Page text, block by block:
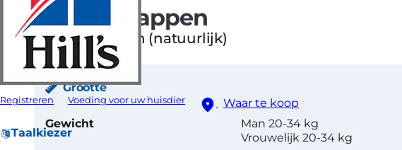
Registreren Voeding voor uw huisdier Waar te koop
Taalkiezer
Eigenschappen
Hangende oren (natuurlijk)
Grootte
Gewicht
Man 20-34 kg
Vrouwelijk 20-34 kg